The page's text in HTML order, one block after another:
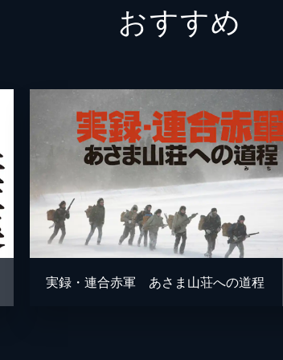
おすすめ
実録・連合赤軍 あさま山荘への道程